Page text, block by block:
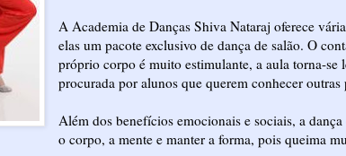
A Academia de Danças Shiva Nataraj oferece
elas um pacote exclusivo de dança de salão. O
próprio corpo é muito estimulante, a aula torna-se
procurada por alunos que querem conhecer outras
Além dos benefícios emocionais e sociais, a
o corpo, a mente e manter a forma, pois queima